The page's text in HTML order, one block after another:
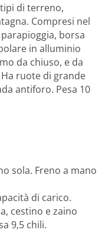
di terreno,
Compresi nel
borsa
in alluminio
da chiuso, e da
ruote di grande
antiforo. Pesa 10
sola. Freno a mano
di carico.
cestino e zaino
9,5 chili.